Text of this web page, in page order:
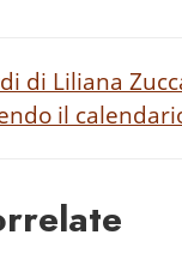
di Liliana
il